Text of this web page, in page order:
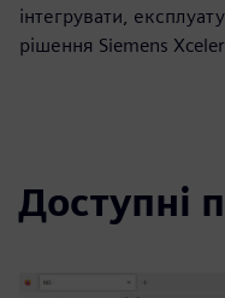
інтегрувати,
рішення Siemens
Доступні